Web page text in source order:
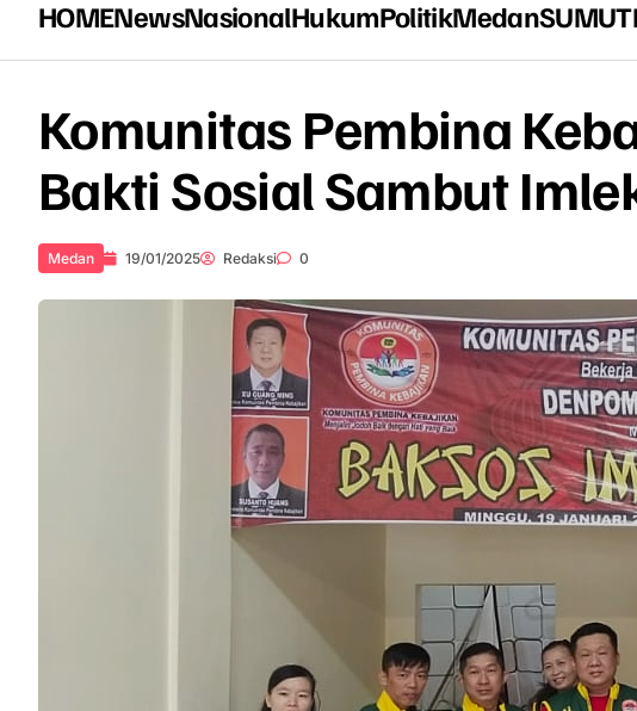
HOMENewsNasionalHukumPolitikMedanSUMUT
Komunitas Pembina
Bakti Sosial Sambut
Medan 19/01/2025 Redaksi 0